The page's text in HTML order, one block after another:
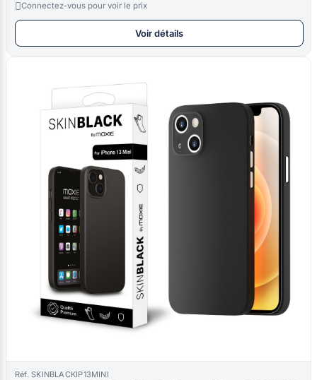
Connectez-vous pour voir le prix
Voir détails
Réf. SKINBLACKIP13MINI